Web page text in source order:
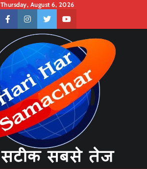
Thursday, August 6, 2026
facebookinstagramtwitteryoutube